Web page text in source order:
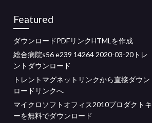
Featured
ダウンロードPDFリンクHTMLを作成
総合病院s56 e239 14264 2020-03-20トレ
ントダウンロード
トレントマグネットリンクから直接ダウン
ロードリンクへ
マイクロソフトオフィス2010プロダクトキ
ーを無料でダウンロード